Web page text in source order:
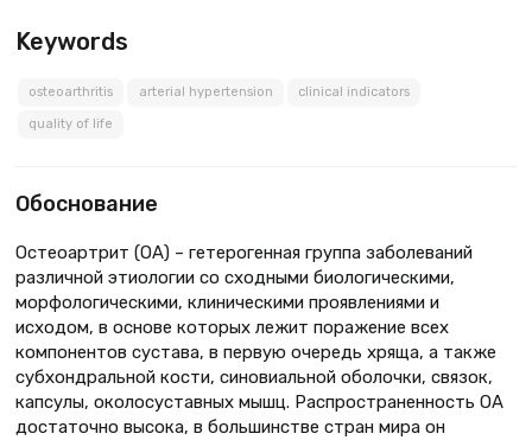
Keywords
osteoarthritis arterial hypertension clinical indicators
quality of life
Обоснование
Остеоартрит (ОА) – гетерогенная группа заболеваний
различной этиологии со сходными биологическими,
морфологическими, клиническими проявлениями и
исходом, в основе которых лежит поражение всех
компонентов сустава, в первую очередь хряща, а также
субхондральной кости, синовиальной оболочки, связок,
капсулы, околосуставных мышц. Распространенность ОА
достаточно высока, в большинстве стран мира он